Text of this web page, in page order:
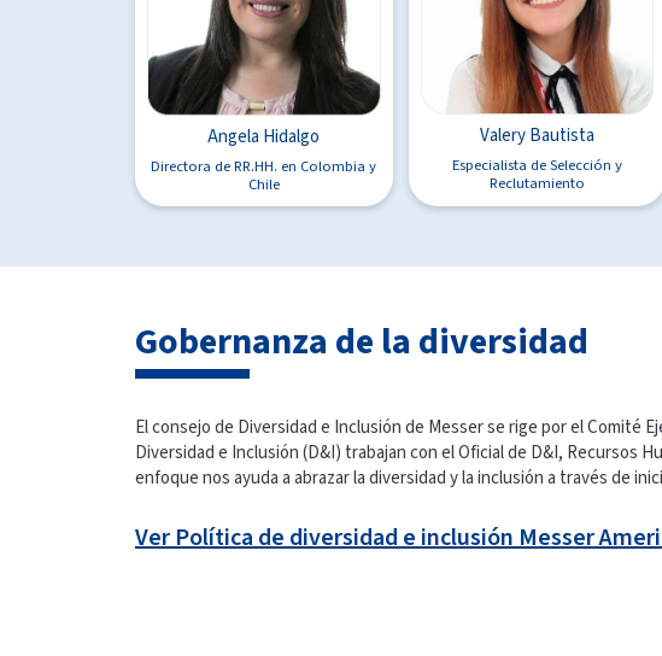
Angela Hidalgo
Directora de RR.HH. en Colombia y
Chile
Valery Bautista
Especialista de Selección y
Reclutamiento
Gobernanza de la diversidad
El consejo de Diversidad e Inclusión de Messer se rige por el Comité
Diversidad e Inclusión (D&I) trabajan con el Oficial de D&I, Recursos
enfoque nos ayuda a abrazar la diversidad y la inclusión a través de
Ver Política de diversidad e inclusión Messer